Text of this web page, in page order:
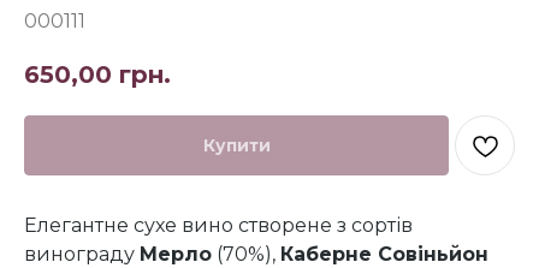
000111
650,00 грн.
Купити
Елегантне сухе вино створене з сортів
винограду Мерло (70%), Каберне Совіньйон